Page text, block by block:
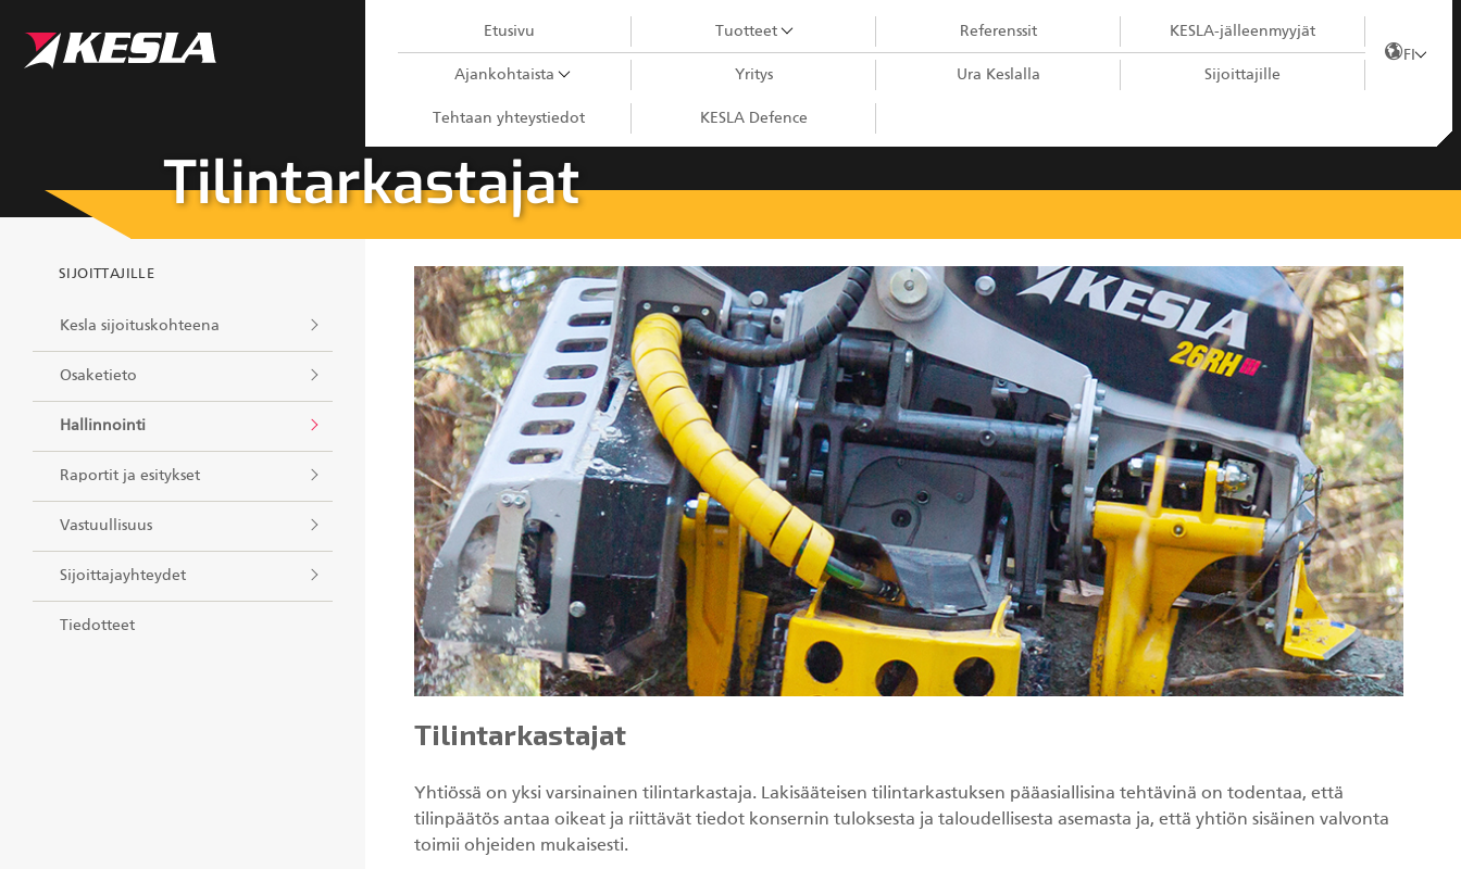
Etusivu Tuotteet
Kahmarit II
Harvesterikourat
Metsäkonenosturit
Kuormaimet
Perävaunut
Sykeprosessori
Kahmarit I
Referenssit KESLA-jälleenmyyjät
Ajankohtaista Yritys Ura Keslalla Sijoittajille
Tehtaan yhteystiedot KESLA Defence
FI
Tilintarkastajat
SIJOITTAJILLE
Kesla sijoituskohteena
Osaketieto
Hallinnointi
Raportit ja esitykset
Vastuullisuus
Sijoittajayhteydet
Tiedotteet
Tilintarkastajat
Yhtiössä on yksi varsinainen tilintarkastaja. Lakisääteisen tilintarkastuksen pääasiallisina tehtävinä on todentaa, että
tilinpäätös antaa oikeat ja riittävät tiedot konsernin tuloksesta ja taloudellisesta asemasta ja, että yhtiön sisäinen valvonta
toimii ohjeiden mukaisesti.